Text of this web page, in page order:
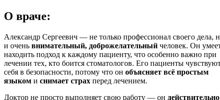
О враче:
Александр Сергеевич — не только профессионал своего дела,
и очень внимательный, доброжелательный человек. Он
находить подход к каждому пациенту, что особенно важно при
лечении тех, кто боится стоматологов. Его пациенты
себя в безопасности, потому что он объясняет всё простым
языком и снимает страх перед лечением.
Доктор не просто выполняет свою работу — он действительно